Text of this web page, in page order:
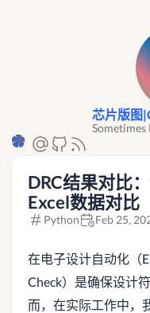
芯片版图
Sometimes
DRC结果对比
Excel数据对比
Python Feb 25,
在电子设计自动化（
Check）是确保设计
而，在实际工作中，